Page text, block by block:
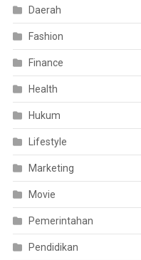
Daerah
Fashion
Finance
Health
Hukum
Lifestyle
Marketing
Movie
Pemerintahan
Pendidikan